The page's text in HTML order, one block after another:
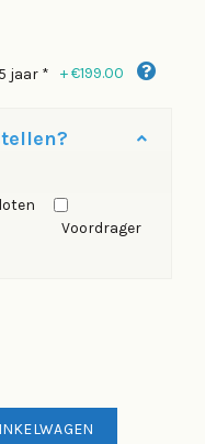
jaar * +€199.00
Voordrager